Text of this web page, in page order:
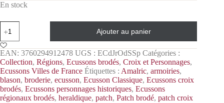
En stock
Ajouter au panier
EAN: 3760294912478 UGS : ECdJrOdSSp Catégories :
Collection, Régions, Ecussons brodés, Croix et Personnages,
Ecussons Villes de France Étiquettes : Amalric, armoiries,
blason, broderie, ecusson, Ecusson Classique, Ecussons croix
brodés, Ecussons personnages historiques, Ecussons
régionaux brodés, heraldique, patch, Patch brodé, patch croix